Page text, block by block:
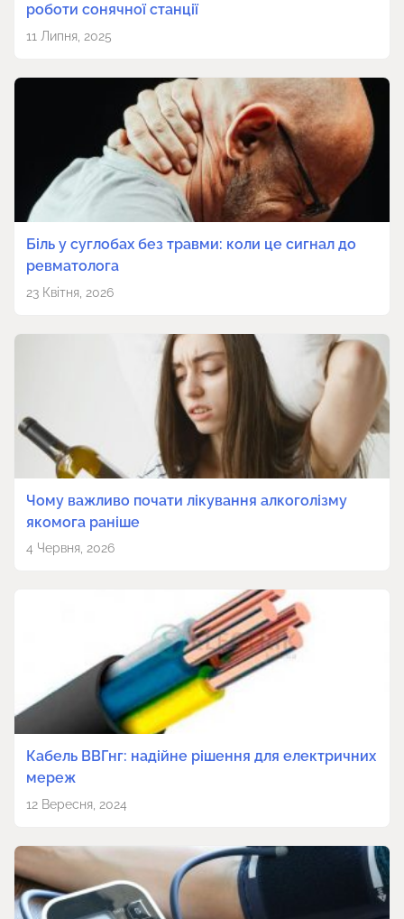
роботи сонячної станції
11 Липня, 2025
Біль у суглобах без травми: коли це сигнал до
ревматолога
23 Квітня, 2026
Чому важливо почати лікування алкоголізму
якомога раніше
4 Червня, 2026
Кабель ВВГнг: надійне рішення для електричних
мереж
12 Вересня, 2024